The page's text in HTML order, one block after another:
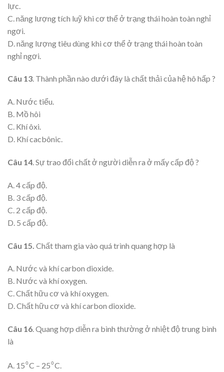
lực.
C. năng lượng tích luỹ khi cơ thể ở trạng thái hoàn toàn nghỉ
ngơi.
D. năng lượng tiêu dùng khi cơ thể ở trạng thái hoàn toàn
nghỉ ngơi.
Câu 13. Thành phần nào dưới đây là chất thải của hệ hô hấp ?
A. Nước tiểu.
B. Mồ hôi
C. Khí ôxi.
D. Khí cacbônic.
Câu 14. Sự trao đổi chất ở người diễn ra ở mấy cấp độ ?
A. 4 cấp độ.
B. 3 cấp độ.
C. 2 cấp độ.
D. 5 cấp độ.
Câu 15. Chất tham gia vào quá trình quang hợp là
A. Nước và khí carbon dioxide.
B. Nước và khí oxygen.
C. Chất hữu cơ và khí oxygen.
D. Chất hữu cơ và khí carbon dioxide.
Câu 16. Quang hợp diễn ra bình thường ở nhiệt độ trung bình
là
A. 15⸰C – 25⸰C.